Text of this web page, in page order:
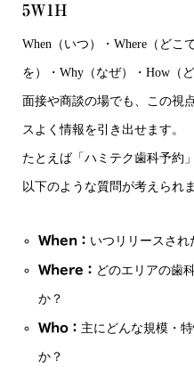
5W1H
When（いつ）・Where（どこ
を）・Why（なぜ）・How（ど
面接や商談の場でも、この視
スよく情報を引き出せます。
たとえば「ハミテク歯科予約
以下のような質問が考えられま
When： いつリリースされ
Where： どのエリアの歯
か？
Who： 主にどんな規模・
か？